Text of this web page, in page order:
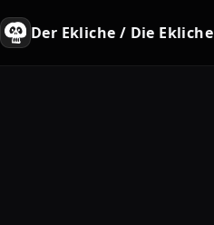
Der Ekliche / Die Ekliche